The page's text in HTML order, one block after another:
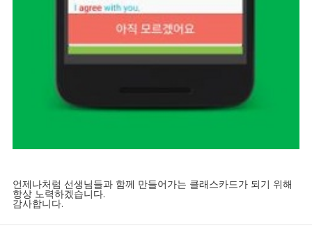
언제나처럼 선생님들과 함께 만들어가는 클래스카드가 되기 위해
항상 노력하겠습니다.
감사합니다.